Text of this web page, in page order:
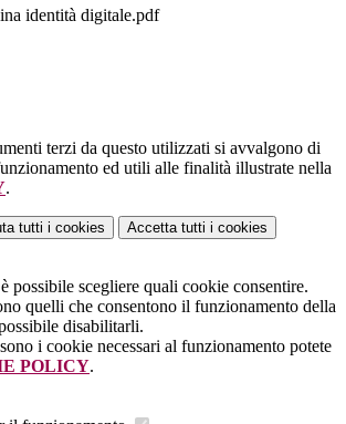
identità digitale.pdf
terzi da questo utilizzati si avvalgono di
ed utili alle finalità illustrate nella
.
tutti i cookies Accetta tutti i cookies
possibile scegliere quali cookie consentire.
quelli che consentono il funzionamento della
disabilitarli.
i cookie necessari al funzionamento potete
POLICY.